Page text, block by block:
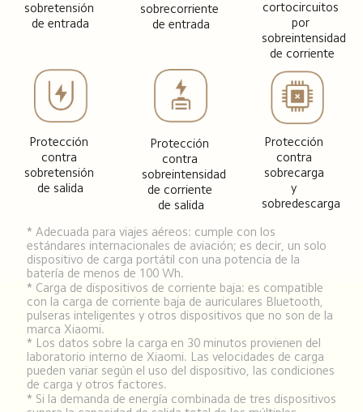
sobretensión
de entrada
sobrecorriente
de entrada
cortocircuitos
por
sobreintensidad
de corriente
Protección
contra
sobretensión
de salida
Protección
contra
sobreintensidad
de corriente
de salida
Protección
contra
sobrecarga
y
sobredescarga
* Adecuada para viajes aéreos: cumple con los
estándares internacionales de aviación; es decir, un solo
dispositivo de carga portátil con una potencia de la
batería de menos de 100 Wh.
* Carga de dispositivos de corriente baja: es compatible
con la carga de corriente baja de auriculares Bluetooth,
pulseras inteligentes y otros dispositivos que no son de la
marca Xiaomi.
* Los datos sobre la carga en 30 minutos provienen del
laboratorio interno de Xiaomi. Las velocidades de carga
pueden variar según el uso del dispositivo, las condiciones
de carga y otros factores.
* Si la demanda de energía combinada de tres dispositivos